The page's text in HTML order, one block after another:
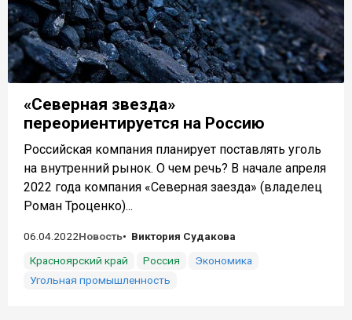
«Северная звезда»
переориентируется на Россию
Российская компания планирует поставлять уголь
на внутренний рынок. О чем речь? В начале апреля
2022 года компания «Северная заезда» (владелец
Роман Троценко)...
06.04.2022Новость
Виктория Судакова
Красноярский край
Россия
Экономика
Угольная промышленность